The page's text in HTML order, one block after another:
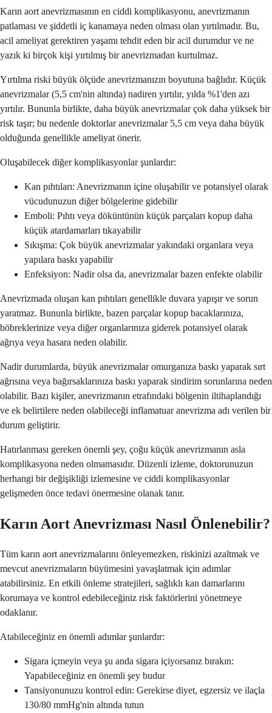
Karın aort anevrizmasının en ciddi komplikasyonu, anevrizmanın
patlaması ve şiddetli iç kanamaya neden olması olan yırtılmadır. Bu,
acil ameliyat gerektiren yaşamı tehdit eden bir acil durumdur ve ne
yazık ki birçok kişi yırtılmış bir anevrizmadan kurtulmaz.
Yırtılma riski büyük ölçüde anevrizmanızın boyutuna bağlıdır. Küçük
anevrizmalar (5,5 cm'nin altında) nadiren yırtılır, yılda %1'den azı
yırtılır. Bununla birlikte, daha büyük anevrizmalar çok daha yüksek bir
risk taşır; bu nedenle doktorlar anevrizmalar 5,5 cm veya daha büyük
olduğunda genellikle ameliyat önerir.
Oluşabilecek diğer komplikasyonlar şunlardır:
Kan pıhtıları: Anevrizmanın içine oluşabilir ve potansiyel olarak
vücudunuzun diğer bölgelerine gidebilir
Emboli: Pıhtı veya döküntünün küçük parçaları kopup daha
küçük atardamarları tıkayabilir
Sıkışma: Çok büyük anevrizmalar yakındaki organlara veya
yapılara baskı yapabilir
Enfeksiyon: Nadir olsa da, anevrizmalar bazen enfekte olabilir
Anevrizmada oluşan kan pıhtıları genellikle duvara yapışır ve sorun
yaratmaz. Bununla birlikte, bazen parçalar kopup bacaklarınıza,
böbreklerinize veya diğer organlarınıza giderek potansiyel olarak
ağrıya veya hasara neden olabilir.
Nadir durumlarda, büyük anevrizmalar omurganıza baskı yaparak sırt
ağrısına veya bağırsaklarınıza baskı yaparak sindirim sorunlarına neden
olabilir. Bazı kişiler, anevrizmanın etrafındaki bölgenin iltihaplandığı
ve ek belirtilere neden olabileceği inflamatuar anevrizma adı verilen bir
durum geliştirir.
Hatırlanması gereken önemli şey, çoğu küçük anevrizmanın asla
komplikasyona neden olmamasıdır. Düzenli izleme, doktorunuzun
herhangi bir değişikliği izlemesine ve ciddi komplikasyonlar
gelişmeden önce tedavi önermesine olanak tanır.
Karın Aort Anevrizması Nasıl Önlenebilir?
Tüm karın aort anevrizmalarını önleyemezken, riskinizi azaltmak ve
mevcut anevrizmaların büyümesini yavaşlatmak için adımlar
atabilirsiniz. En etkili önleme stratejileri, sağlıklı kan damarlarını
korumaya ve kontrol edebileceğiniz risk faktörlerini yönetmeye
odaklanır.
Atabileceğiniz en önemli adımlar şunlardır:
Sigara içmeyin veya şu anda sigara içiyorsanız bırakın:
Yapabileceğiniz en önemli şey budur
Tansiyonunuzu kontrol edin: Gerekirse diyet, egzersiz ve ilaçla
130/80 mmHg'nin altında tutun